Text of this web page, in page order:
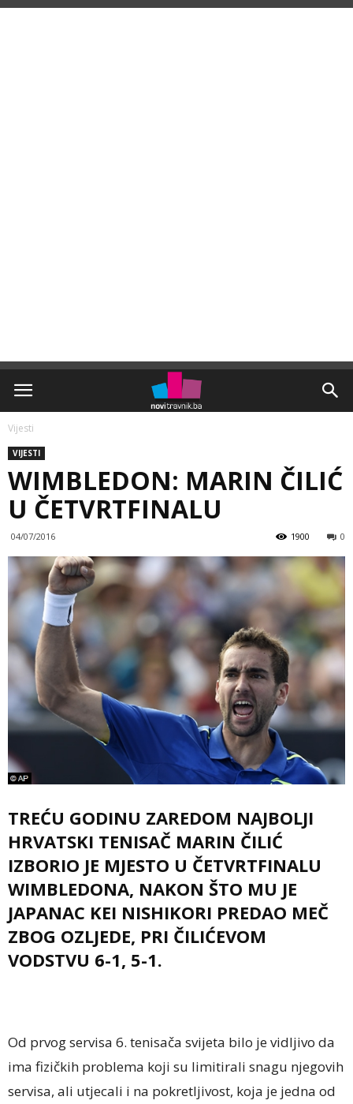
Vijesti
VIJESTI
WIMBLEDON: MARIN ČILIĆ
U ČETVRTFINALU
04/07/2016 0
1900
TREĆU GODINU ZAREDOM NAJBOLJI
HRVATSKI TENISAČ MARIN ČILIĆ
IZBORIO JE MJESTO U ČETVRTFINALU
WIMBLEDONA, NAKON ŠTO MU JE
JAPANAC KEI NISHIKORI PREDAO MEČ
ZBOG OZLJEDE, PRI ČILIĆEVOM
VODSTVU 6-1, 5-1.
Od prvog servisa 6. tenisača svijeta bilo je vidljivo da
ima fizičkih problema koji su limitirali snagu njegovih
servisa, ali utjecali i na pokretljivost, koja je jedna od